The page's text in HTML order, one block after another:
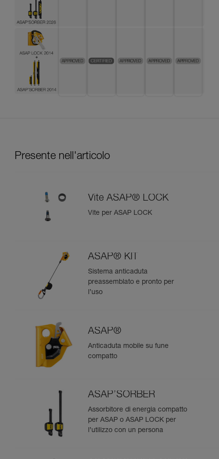
Presente nell'articolo
Vite ASAP® LOCK
Vite per ASAP LOCK
ASAP® KIT
Sistema anticaduta
preassemblato e pronto per
l’uso
ASAP®
Anticaduta mobile su fune
compatto
ASAP’SORBER
Assorbitore di energia compatto
per ASAP o ASAP LOCK per
l’utilizzo con un persona